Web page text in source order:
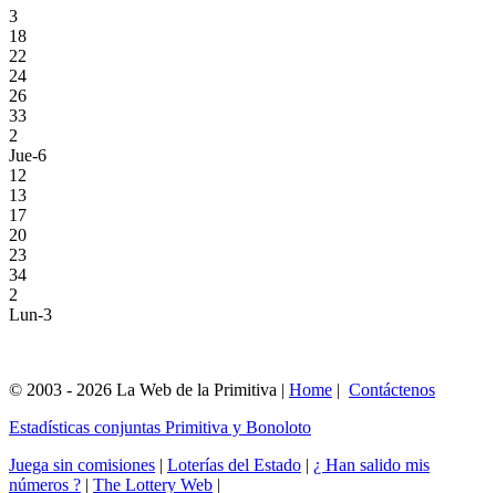
3
18
22
24
26
33
2
Jue-6
12
13
17
20
23
34
2
Lun-3
© 2003 - 2026 La Web de la Primitiva | Home | Contáctenos
Estadísticas conjuntas Primitiva y Bonoloto
Juega sin comisiones | Loterías del Estado | ¿ Han salido mis
números ? | The Lottery Web |